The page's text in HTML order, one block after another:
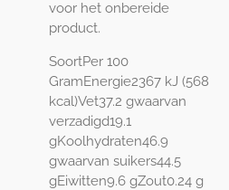
voor het onbereide
product.
SoortPer 100
GramEnergie2367 kJ (568
kcal)Vet37.2 gwaarvan
verzadigd19.1
gKoolhydraten46.9
gwaarvan suikers44.5
gEiwitten9.6 gZout0.24 g